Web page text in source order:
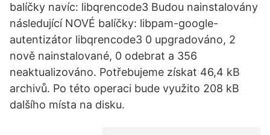
balíčky navíc: libqrencode3 Budou nainstalovány
následující NOVÉ balíčky: libpam-google-
autentizátor libqrencode3 0 upgradováno, 2
nově nainstalované, 0 odebrat a 356
neaktualizováno. Potřebujeme získat 46,4 kB
archivů. Po této operaci bude využito 208 kB
dalšího místa na disku.